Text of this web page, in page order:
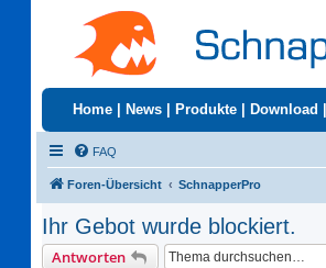
Home News Produkte Download
FAQ
Foren-Übersicht SchnapperPro
Ihr Gebot wurde blockiert.
Antworten